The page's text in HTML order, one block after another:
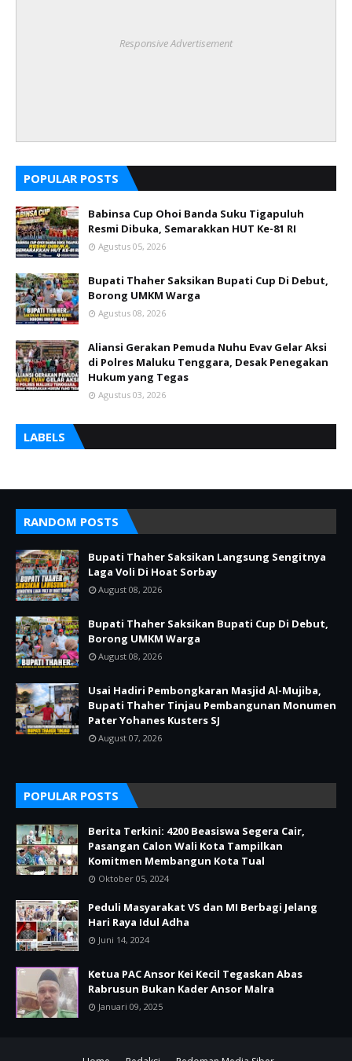
Responsive Advertisement
POPULAR POSTS
Babinsa Cup Ohoi Banda Suku Tigapuluh
Resmi Dibuka, Semarakkan HUT Ke-81 RI
Agustus 05, 2026
Bupati Thaher Saksikan Bupati Cup Di Debut,
Borong UMKM Warga
Agustus 08, 2026
Aliansi Gerakan Pemuda Nuhu Evav Gelar Aksi
di Polres Maluku Tenggara, Desak Penegakan
Hukum yang Tegas
Agustus 03, 2026
LABELS
RANDOM POSTS
Bupati Thaher Saksikan Langsung Sengitnya
Laga Voli Di Hoat Sorbay
August 08, 2026
Bupati Thaher Saksikan Bupati Cup Di Debut,
Borong UMKM Warga
August 08, 2026
Usai Hadiri Pembongkaran Masjid Al-Mujiba,
Bupati Thaher Tinjau Pembangunan Monumen
Pater Yohanes Kusters SJ
August 07, 2026
POPULAR POSTS
Berita Terkini: 4200 Beasiswa Segera Cair,
Pasangan Calon Wali Kota Tampilkan
Komitmen Membangun Kota Tual
Oktober 05, 2024
Peduli Masyarakat VS dan MI Berbagi Jelang
Hari Raya Idul Adha
Juni 14, 2024
Ketua PAC Ansor Kei Kecil Tegaskan Abas
Rabrusun Bukan Kader Ansor Malra
Januari 09, 2025